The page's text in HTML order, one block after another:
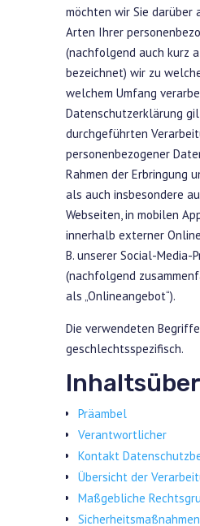
möchten wir Sie darüber
Arten Ihrer
(nachfolgend auch kurz
bezeichnet) wir zu
welchem Umfang
Datenschutzerklärung
durchgeführten
personenbezogener
Rahmen der Erbringung
als auch insbesondere
Webseiten, in mobilen
innerhalb externer
B. unserer Social-Media-
(nachfolgend
als „Onlineangebot“).
Die verwendeten
geschlechtsspezifisch.
Präambel
Verantwortlicher
Kontakt
Übersicht der
Maßgebliche
Sicherheitsmaßnahmen